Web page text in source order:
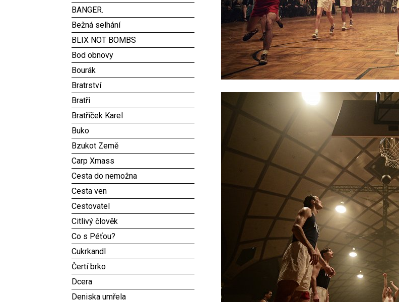
BANGER.
Bežná selhání
BLIX NOT BOMBS
Bod obnovy
Bourák
Bratrství
Bratři
Bratříček Karel
Buko
Bzukot Země
Carp Xmass
Cesta do nemožna
Cesta ven
Cestovatel
Citlivý člověk
Co s Péťou?
Cukrkandl
Čertí brko
Dcera
Deniska umřela